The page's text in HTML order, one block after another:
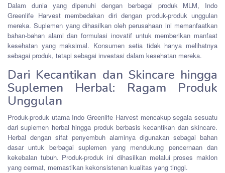
Dalam dunia yang dipenuhi dengan berbagai produk MLM, Indo
Greenlife Harvest membedakan diri dengan produk-produk unggulan
mereka. Suplemen yang dihasilkan oleh perusahaan ini memanfaatkan
bahan-bahan alami dan formulasi inovatif untuk memberikan manfaat
kesehatan yang maksimal. Konsumen setia tidak hanya melihatnya
sebagai produk, tetapi sebagai investasi dalam kesehatan mereka.
Dari Kecantikan dan Skincare hingga
Suplemen Herbal: Ragam Produk
Unggulan
Produk-produk utama Indo Greenlife Harvest mencakup segala sesuatu
dari suplemen herbal hingga produk berbasis kecantikan dan skincare.
Herbal dengan sifat penyembuh alaminya digunakan sebagai bahan
dasar untuk berbagai suplemen yang mendukung pencernaan dan
kekebalan tubuh. Produk-produk ini dihasilkan melalui proses maklon
yang cermat, memastikan kekonsistenan kualitas yang tinggi.